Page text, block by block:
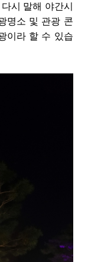
다시 말해 야간시
명소 및 관광 콘
이라 할 수 있습